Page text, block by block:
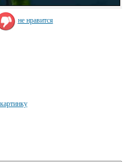
не нравится